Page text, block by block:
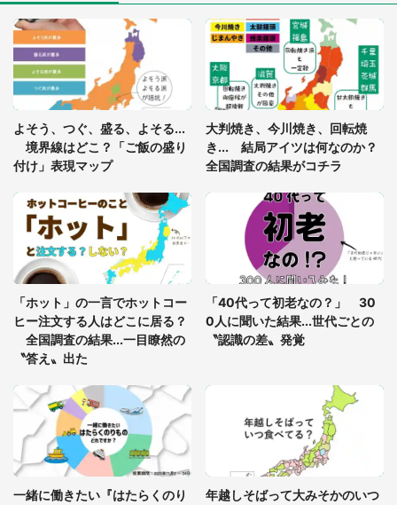
「ゾワゾワする」「本当に気持ち悪い」 道端でバ
グっちゃってた〝野生の野菜〟に6.5万人戦慄
座布団だろ」「食パンの耳」と1.4万人困惑
っ暗な道で遭難状態。なんとか見つけた民家に助け
を求めると、住人の男性が...」
「孫にあげると思って、あなたにこれをあげる」
真夏の山道で見知らぬお婆さんに握らされたもの
（山口県・30代女性）
よそう、つぐ、盛る、よそる...
境界線はどこ？「ご飯の盛り
付け」表現マップ
大判焼き、今川焼き、回転焼
き... 結局アイツは何なのか？
全国調査の結果がコチラ
「ホット」の一言でホットコー
ヒー注文する人はどこに居る？
全国調査の結果...一目瞭然の
〝答え〟出た
「40代って初老なの？」 30
0人に聞いた結果...世代ごとの
〝認識の差〟発覚
一緒に働きたい『はたらくのり
年越しそばって大みそかのいつ